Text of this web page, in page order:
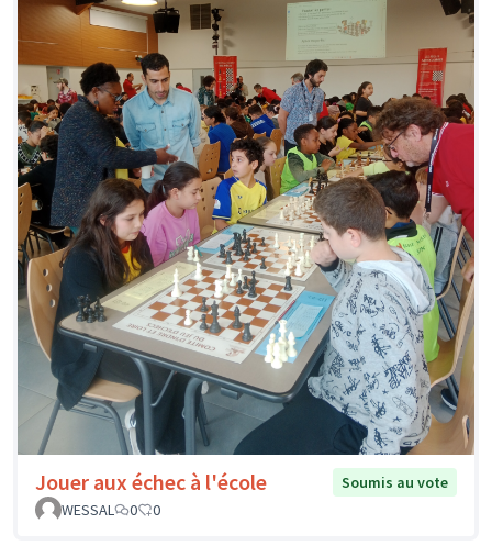
Jouer aux échec à l'école
Soumis au vote
WESSAL
0 0